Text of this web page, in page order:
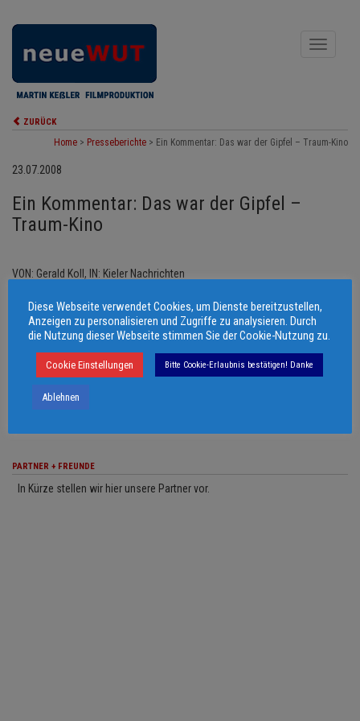
Toggle
ZURÜCK
Home > Presseberichte > Ein Kommentar: Das war der Gipfel – Traum-Kino
23.07.2008
Ein Kommentar: Das war der Gipfel –
Traum-Kino
VON: Gerald Koll, IN: Kieler Nachrichten
brisanten Veranstaltung wie dem Gipfeltreffen der kapitalstarken
Mächtigen? Keßlers Film ist anders als die Tafelrunde im
Hochsicherheitstrakt: Der Zutritt steht allen Interessierten offen, (…)
© 2006 - 2026 Martin Keßler Filmproduktion
PARTNER + FREUNDE
In Kürze stellen wir hier unsere Partner vor.
Diese Webseite verwendet Cookies, um Dienste bereitzustellen,
Anzeigen zu personalisieren und Zugriffe zu analysieren. Durch
die Nutzung dieser Webseite stimmen Sie der Cookie-Nutzung zu.
Cookie Einstellungen Bitte Cookie-Erlaubnis bestätigen! Danke
Ablehnen